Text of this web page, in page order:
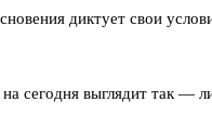
диктует свои
сегодня выглядит так —